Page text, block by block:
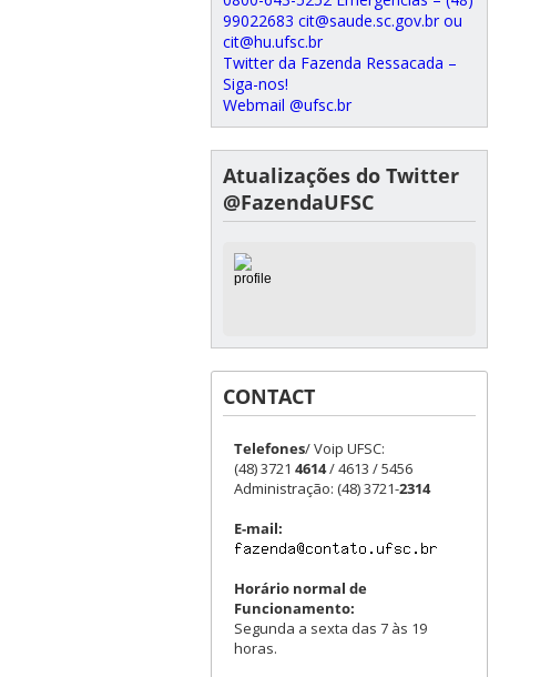
99022683 cit@saude.sc.gov.br ou
cit@hu.ufsc.br
Twitter da Fazenda Ressacada –
Siga-nos!
Webmail @ufsc.br
Atualizações do Twitter
@FazendaUFSC
CONTACT
Telefones/ Voip UFSC:
(48) 3721 4614/ 4613 / 5456
Administração: (48) 3721-2314
E-mail:
Horário normal de
Funcionamento:
Segunda a sexta das 7 às 19
horas.